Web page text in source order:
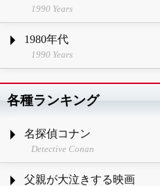
1990 Years
1980年代
1990 Years
各種ランキング
名探偵コナン
Detective Conan
父親が大泣きする映画